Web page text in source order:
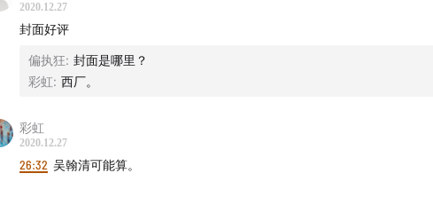
2020.12.27
封面好评
偏执狂: 封面是哪里？
彩虹: 西厂。
彩虹
2020.12.27
26:32 吴翰清可能算。